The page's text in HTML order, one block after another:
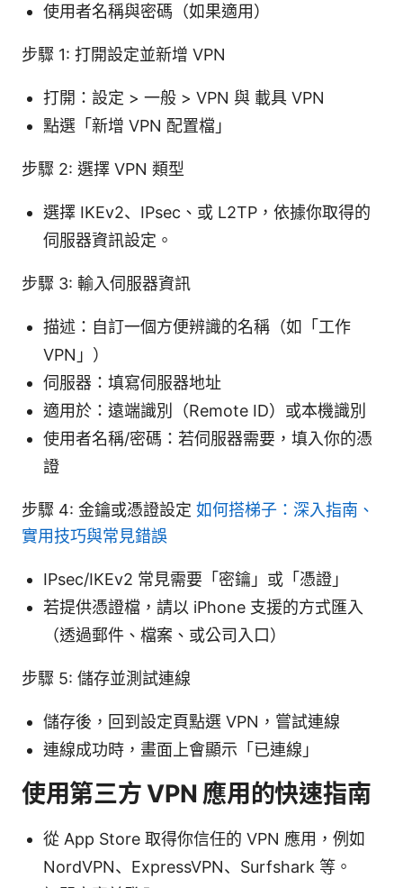
使用者名稱與密碼（如果適用）
步驟 1: 打開設定並新增 VPN
打開：設定 > 一般 > VPN 與 載具 VPN
點選「新增 VPN 配置檔」
步驟 2: 選擇 VPN 類型
選擇 IKEv2、IPsec、或 L2TP，依據你取得的
伺服器資訊設定。
步驟 3: 輸入伺服器資訊
描述：自訂一個方便辨識的名稱（如「工作
VPN」）
伺服器：填寫伺服器地址
適用於：遠端識別（Remote ID）或本機識別
使用者名稱/密碼：若伺服器需要，填入你的憑
證
步驟 4: 金鑰或憑證設定 如何搭梯子：深入指南、
實用技巧與常見錯誤
IPsec/IKEv2 常見需要「密鑰」或「憑證」
若提供憑證檔，請以 iPhone 支援的方式匯入
（透過郵件、檔案、或公司入口）
步驟 5: 儲存並測試連線
儲存後，回到設定頁點選 VPN，嘗試連線
連線成功時，畫面上會顯示「已連線」
使用第三方 VPN 應用的快速指南
從 App Store 取得你信任的 VPN 應用，例如
NordVPN、ExpressVPN、Surfshark 等。